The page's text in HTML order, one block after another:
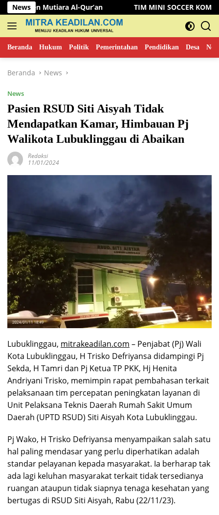
Langsung
ke
konten
News
Al-Qur’an TIM MINI SOCCER KOMINFO MUSI
Beranda Hukum Politik Pemerintahan Pendidikan Desa
Beranda News
News
Pasien RSUD Siti Aisyah Tidak
Mendapatkan Kamar, Himbauan Pj
Walikota Lubuklinggau di Abaikan
Redaksi
11/01/2024
Lubuklinggau, mitrakeadilan.com – Penjabat (Pj) Wali
Kota Lubuklinggau, H Trisko Defriyansa didampingi Pj
Sekda, H Tamri dan Pj Ketua TP PKK, Hj Henita
Andriyani Trisko, memimpin rapat pembahasan terkait
pelaksanaan tim percepatan peningkatan layanan di
Unit Pelaksana Teknis Daerah Rumah Sakit Umum
Daerah (UPTD RSUD) Siti Aisyah Kota Lubuklinggau.
Pj Wako, H Trisko Defriyansa menyampaikan salah satu
hal paling mendasar yang perlu diperhatikan adalah
standar pelayanan kepada masyarakat. Ia berharap tak
ada lagi keluhan masyarakat terkait tidak tersedianya
ruangan ataupun tidak siapnya tenaga kesehatan yang
bertugas di RSUD Siti Aisyah, Rabu (22/11/23).